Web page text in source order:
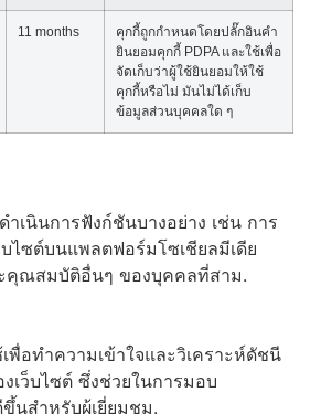
11 months
คุกกี้ถูกกำหนดโดยปลั๊กอินคำ
ยินยอมคุกกี้ PDPA และใช้เพื่อ
จัดเก็บว่าผู้ใช้ยินยอมให้ใช้
คุกกี้หรือไม่ มันไม่ได้เก็บ
ข้อมูลส่วนบุคคลใด ๆ
เนินการฟังก์ชันบางอย่าง เช่น การ
ไซต์บนแพลตฟอร์มโซเชียลมีเดีย
คุณสมบัติอื่นๆ ของบุคคลที่สาม.
พื่อทำความเข้าใจและวิเคราะห์ดัชนี
เว็บไซต์ ซึ่งช่วยในการมอบ
นสำหรับผู้เยี่ยมชม.